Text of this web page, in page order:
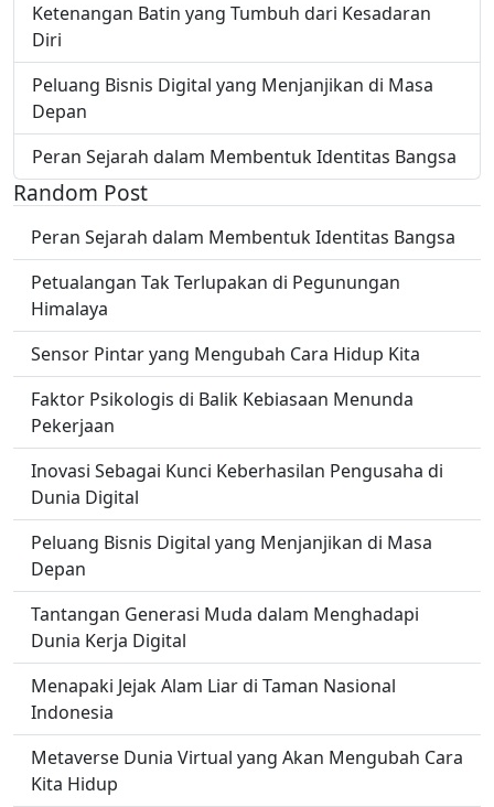
Ketenangan Batin yang Tumbuh dari Kesadaran
Diri
Peluang Bisnis Digital yang Menjanjikan di Masa
Depan
Peran Sejarah dalam Membentuk Identitas Bangsa
Random Post
Peran Sejarah dalam Membentuk Identitas Bangsa
Petualangan Tak Terlupakan di Pegunungan
Himalaya
Sensor Pintar yang Mengubah Cara Hidup Kita
Faktor Psikologis di Balik Kebiasaan Menunda
Pekerjaan
Inovasi Sebagai Kunci Keberhasilan Pengusaha di
Dunia Digital
Peluang Bisnis Digital yang Menjanjikan di Masa
Depan
Tantangan Generasi Muda dalam Menghadapi
Dunia Kerja Digital
Menapaki Jejak Alam Liar di Taman Nasional
Indonesia
Metaverse Dunia Virtual yang Akan Mengubah Cara
Kita Hidup